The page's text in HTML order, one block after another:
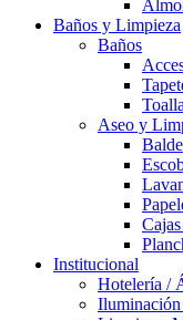
Baños y Limpieza
Baños
Aseo y
Institucional
Hotelería /